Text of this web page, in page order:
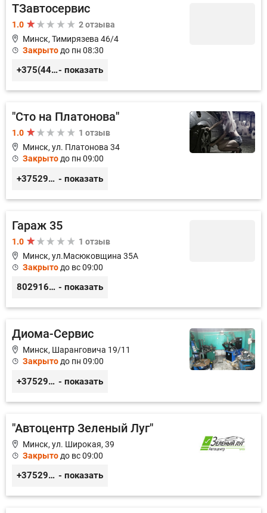
ТЗавтосервис
1.0
2 отзыва
Минск, Тимирязева 46/4
Закрыто до пн 08:30
+375(44)570-33-00- показать
"Сто на Платонова"
1.0
1 отзыв
Минск, ул. Платонова 34
Закрытодо пн 09:00
+375296366367, +375298786497 - показать
Гараж 35
1.0
1 отзыв
Минск, ул.Масюковщина 35А
Закрыто до вс 09:00
80291641040 - показать
Диома-Сервис
Минск, Шаранговича 19/11
Закрытодо пн 09:00
+375291111065 - показать
"Автоцентр Зеленый Луг"
Минск, ул. Широкая, 39
Закрыто до вс 09:00
+375296772124 - показать